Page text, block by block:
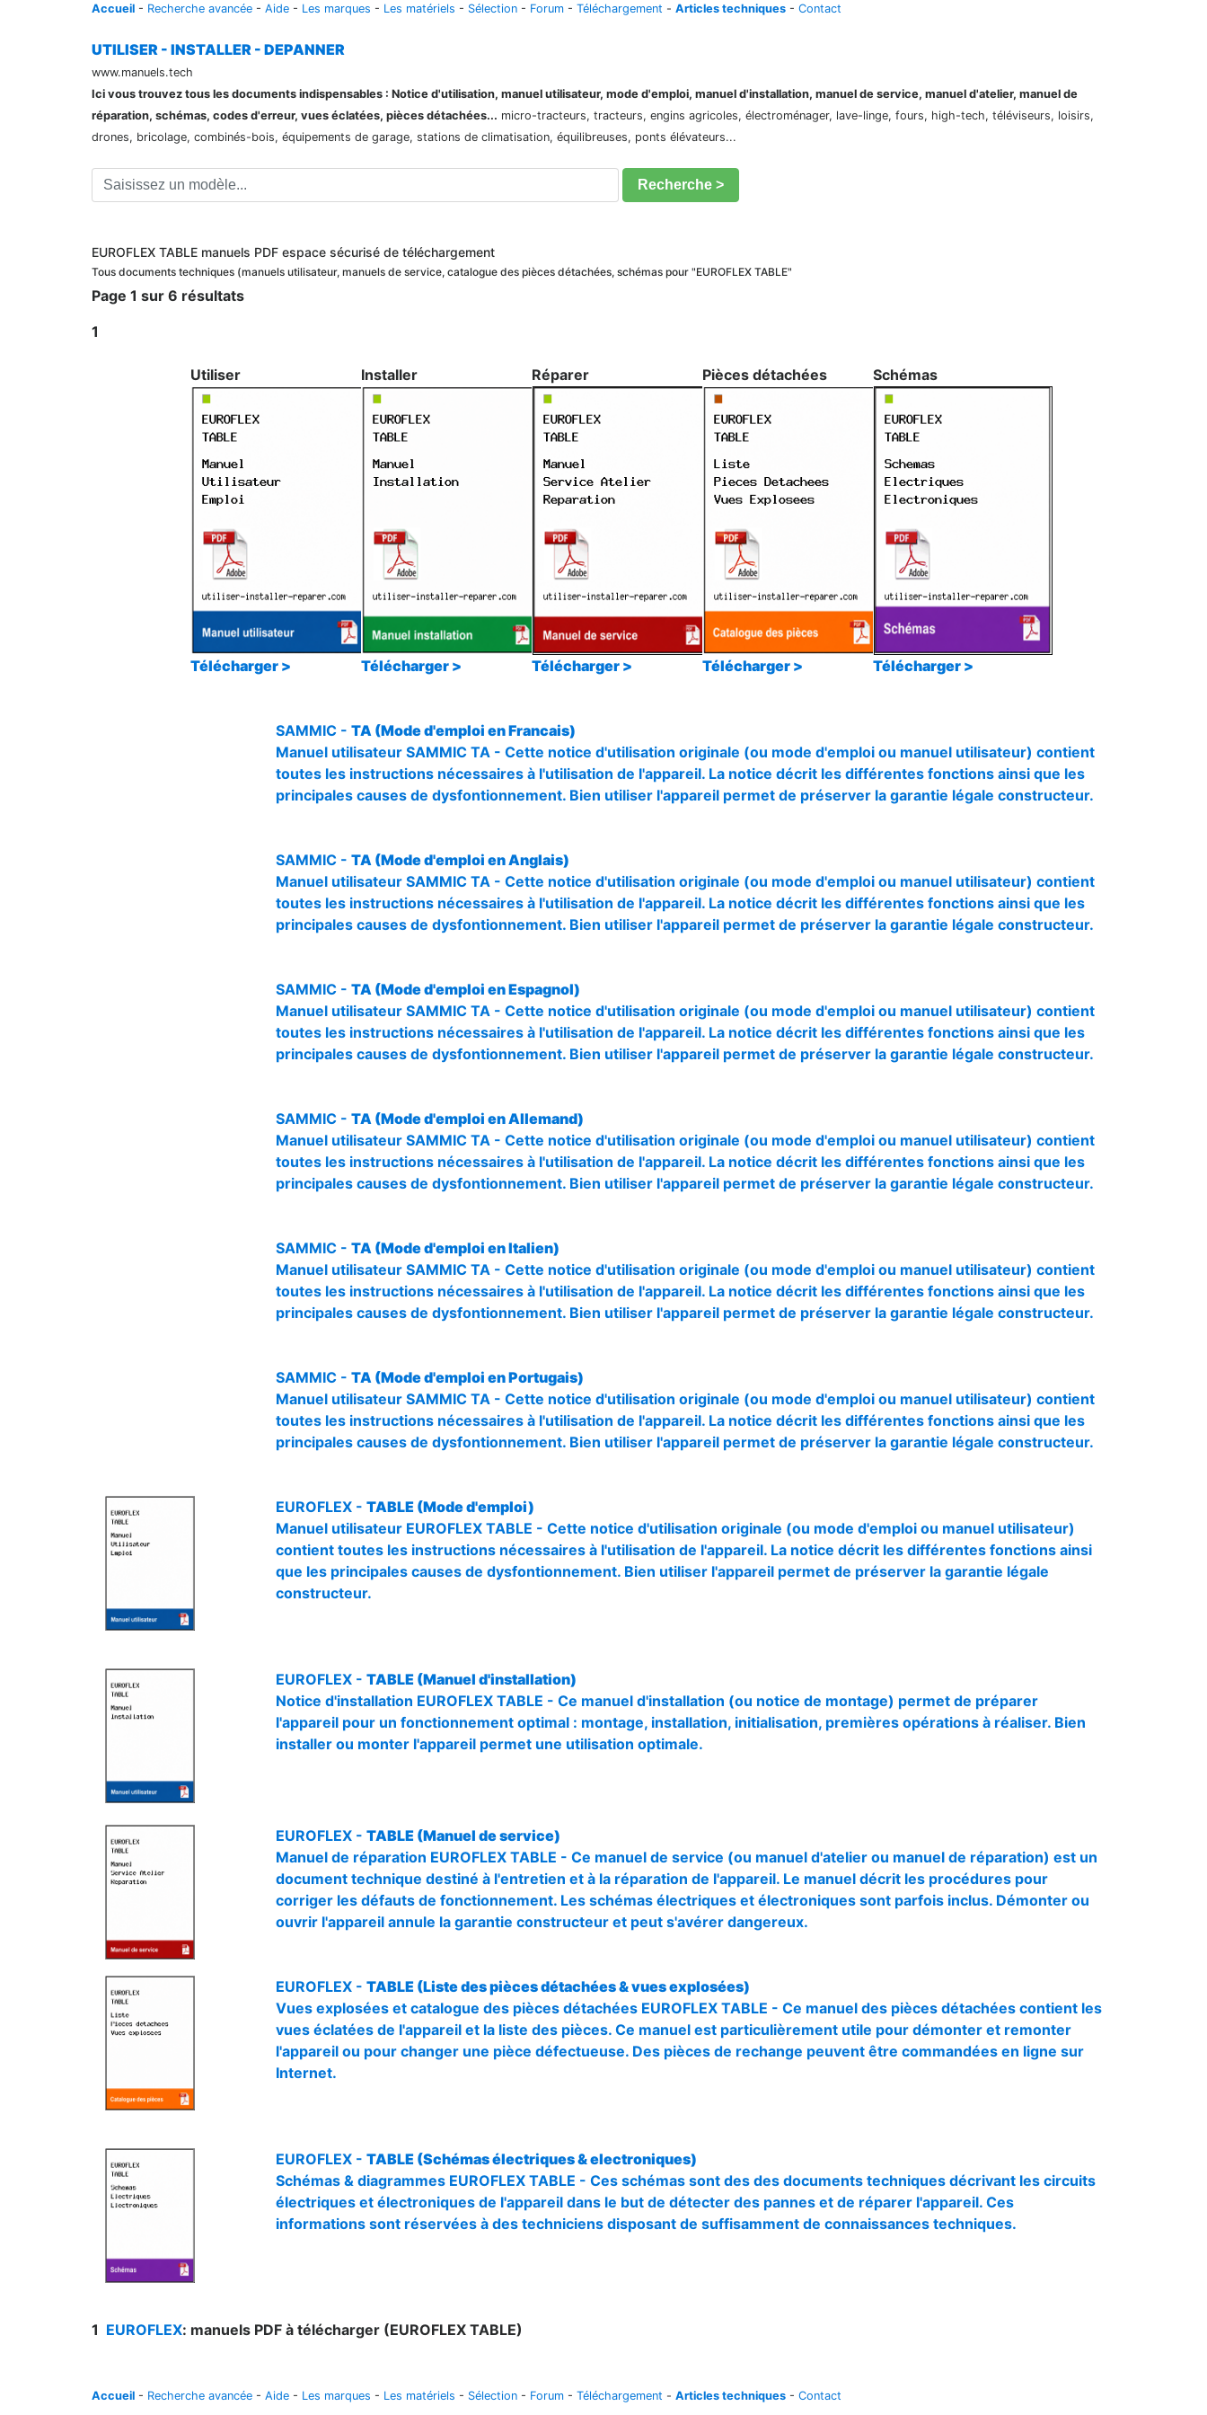
Accueil - Recherche avancée - Aide - Les marques - Les matériels - Sélection - Forum - Téléchargement - Articles techniques - Contact
UTILISER - INSTALLER - DEPANNER
www.manuels.tech
Ici vous trouvez tous les documents indispensables : Notice d'utilisation, manuel utilisateur, mode d'emploi, manuel d'installation, manuel de service, manuel d'atelier, manuel de
réparation, schémas, codes d'erreur, vues éclatées, pièces détachées... micro-tracteurs, tracteurs, engins agricoles, électroménager, lave-linge, fours, high-tech, téléviseurs, loisirs,
drones, bricolage, combinés-bois, équipements de garage, stations de climatisation, équilibreuses, ponts élévateurs...
Recherche >
EUROFLEX TABLE manuels PDF espace sécurisé de téléchargement
Tous documents techniques (manuels utilisateur, manuels de service, catalogue des pièces détachées, schémas pour "EUROFLEX TABLE"
Page 1 sur 6 résultats
1
Utiliser
Télécharger >
Installer
Télécharger >
Réparer
Télécharger >
Pièces détachées
Télécharger >
Schémas
Télécharger >
SAMMIC - TA (Mode d'emploi en Francais)
Manuel utilisateur SAMMIC TA - Cette notice d'utilisation originale (ou mode d'emploi ou manuel utilisateur) contient
toutes les instructions nécessaires à l'utilisation de l'appareil. La notice décrit les différentes fonctions ainsi que les
principales causes de dysfontionnement. Bien utiliser l'appareil permet de préserver la garantie légale constructeur.
SAMMIC - TA (Mode d'emploi en Anglais)
Manuel utilisateur SAMMIC TA - Cette notice d'utilisation originale (ou mode d'emploi ou manuel utilisateur) contient
toutes les instructions nécessaires à l'utilisation de l'appareil. La notice décrit les différentes fonctions ainsi que les
principales causes de dysfontionnement. Bien utiliser l'appareil permet de préserver la garantie légale constructeur.
SAMMIC - TA (Mode d'emploi en Espagnol)
Manuel utilisateur SAMMIC TA - Cette notice d'utilisation originale (ou mode d'emploi ou manuel utilisateur) contient
toutes les instructions nécessaires à l'utilisation de l'appareil. La notice décrit les différentes fonctions ainsi que les
principales causes de dysfontionnement. Bien utiliser l'appareil permet de préserver la garantie légale constructeur.
SAMMIC - TA (Mode d'emploi en Allemand)
Manuel utilisateur SAMMIC TA - Cette notice d'utilisation originale (ou mode d'emploi ou manuel utilisateur) contient
toutes les instructions nécessaires à l'utilisation de l'appareil. La notice décrit les différentes fonctions ainsi que les
principales causes de dysfontionnement. Bien utiliser l'appareil permet de préserver la garantie légale constructeur.
SAMMIC - TA (Mode d'emploi en Italien)
Manuel utilisateur SAMMIC TA - Cette notice d'utilisation originale (ou mode d'emploi ou manuel utilisateur) contient
toutes les instructions nécessaires à l'utilisation de l'appareil. La notice décrit les différentes fonctions ainsi que les
principales causes de dysfontionnement. Bien utiliser l'appareil permet de préserver la garantie légale constructeur.
SAMMIC - TA (Mode d'emploi en Portugais)
Manuel utilisateur SAMMIC TA - Cette notice d'utilisation originale (ou mode d'emploi ou manuel utilisateur) contient
toutes les instructions nécessaires à l'utilisation de l'appareil. La notice décrit les différentes fonctions ainsi que les
principales causes de dysfontionnement. Bien utiliser l'appareil permet de préserver la garantie légale constructeur.
EUROFLEX - TABLE (Mode d'emploi)
Manuel utilisateur EUROFLEX TABLE - Cette notice d'utilisation originale (ou mode d'emploi ou manuel utilisateur)
contient toutes les instructions nécessaires à l'utilisation de l'appareil. La notice décrit les différentes fonctions ainsi
que les principales causes de dysfontionnement. Bien utiliser l'appareil permet de préserver la garantie légale
constructeur.
EUROFLEX - TABLE (Manuel d'installation)
Notice d'installation EUROFLEX TABLE - Ce manuel d'installation (ou notice de montage) permet de préparer
l'appareil pour un fonctionnement optimal : montage, installation, initialisation, premières opérations à réaliser. Bien
installer ou monter l'appareil permet une utilisation optimale.
EUROFLEX - TABLE (Manuel de service)
Manuel de réparation EUROFLEX TABLE - Ce manuel de service (ou manuel d'atelier ou manuel de réparation) est un
document technique destiné à l'entretien et à la réparation de l'appareil. Le manuel décrit les procédures pour
corriger les défauts de fonctionnement. Les schémas électriques et électroniques sont parfois inclus. Démonter ou
ouvrir l'appareil annule la garantie constructeur et peut s'avérer dangereux.
EUROFLEX - TABLE (Liste des pièces détachées & vues explosées)
Vues explosées et catalogue des pièces détachées EUROFLEX TABLE - Ce manuel des pièces détachées contient les
vues éclatées de l'appareil et la liste des pièces. Ce manuel est particulièrement utile pour démonter et remonter
l'appareil ou pour changer une pièce défectueuse. Des pièces de rechange peuvent être commandées en ligne sur
Internet.
EUROFLEX - TABLE (Schémas électriques & electroniques)
Schémas & diagrammes EUROFLEX TABLE - Ces schémas sont des des documents techniques décrivant les circuits
électriques et électroniques de l'appareil dans le but de détecter des pannes et de réparer l'appareil. Ces
informations sont réservées à des techniciens disposant de suffisamment de connaissances techniques.
1 EUROFLEX: manuels PDF à télécharger (EUROFLEX TABLE)
Accueil - Recherche avancée - Aide - Les marques - Les matériels - Sélection - Forum - Téléchargement - Articles techniques - Contact